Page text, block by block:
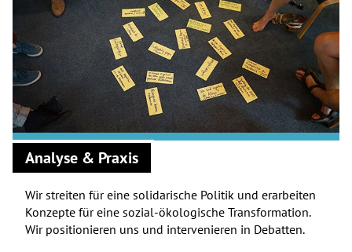
Analyse & Praxis
Wir streiten für eine solidarische Politik und erarbeiten
Konzepte für eine sozial-ökologische Transformation.
Wir positionieren uns und intervenieren in Debatten.